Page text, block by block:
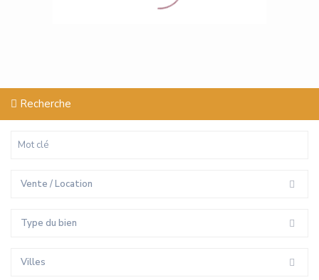
Recherche
Vente / Location
Type du bien
Villes